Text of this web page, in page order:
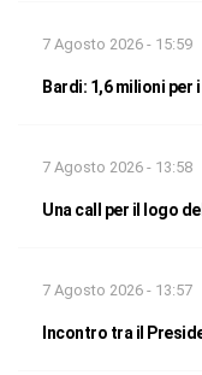
7 Agosto 2026 - 15:59
Bardi: 1,6 milioni
7 Agosto 2026 - 13:58
Una call per il logo
7 Agosto 2026 - 13:57
Incontro tra il